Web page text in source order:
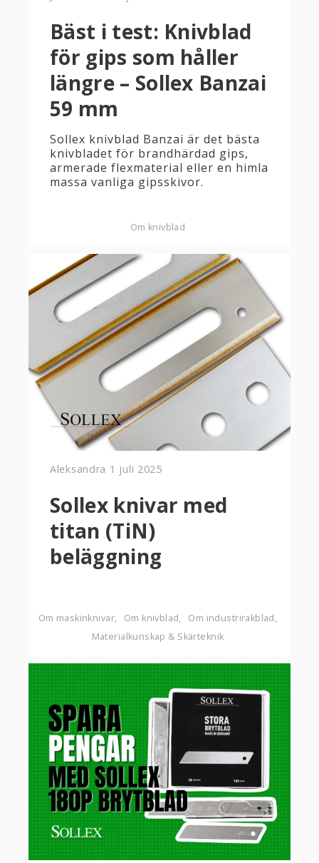
Bäst i test: Knivblad
för gips som håller
längre – Sollex Banzai
59 mm
Sollex knivblad Banzai är det bästa
knivbladet för brandhärdad gips,
armerade flexmaterial eller en himla
massa vanliga gipsskivor.
Om knivblad
Aleksandra 1 juli 2025
Sollex knivar med
titan (TiN)
beläggning
Om maskinknivar Om knivblad
Om industrirakblad
Materialkunskap & Skärteknik